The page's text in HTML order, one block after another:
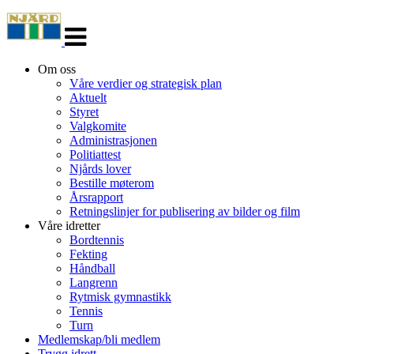
navigasjon
Om oss
Våre verdier og strategisk plan
Aktuelt
Styret
Valgkomite
Administrasjonen
Politiattest
Njårds lover
Bestille møterom
Årsrapport
Retningslinjer for publisering av bilder og film
Våre idretter
Bordtennis
Fekting
Håndball
Langrenn
Rytmisk gymnastikk
Tennis
Turn
Medlemskap/bli medlem